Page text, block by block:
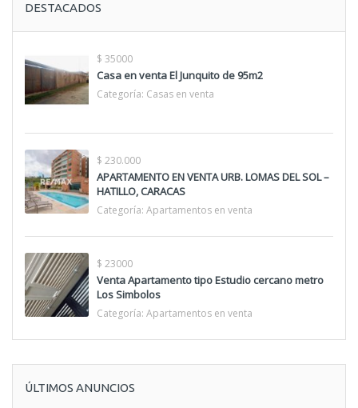
DESTACADOS
$ 35000
Casa en venta El Junquito de 95m2
Categoría: Casas en venta
$ 230.000
APARTAMENTO EN VENTA URB. LOMAS DEL SOL –
HATILLO, CARACAS
Categoría: Apartamentos en venta
$ 23000
Venta Apartamento tipo Estudio cercano metro
Los Simbolos
Categoría: Apartamentos en venta
ÚLTIMOS ANUNCIOS